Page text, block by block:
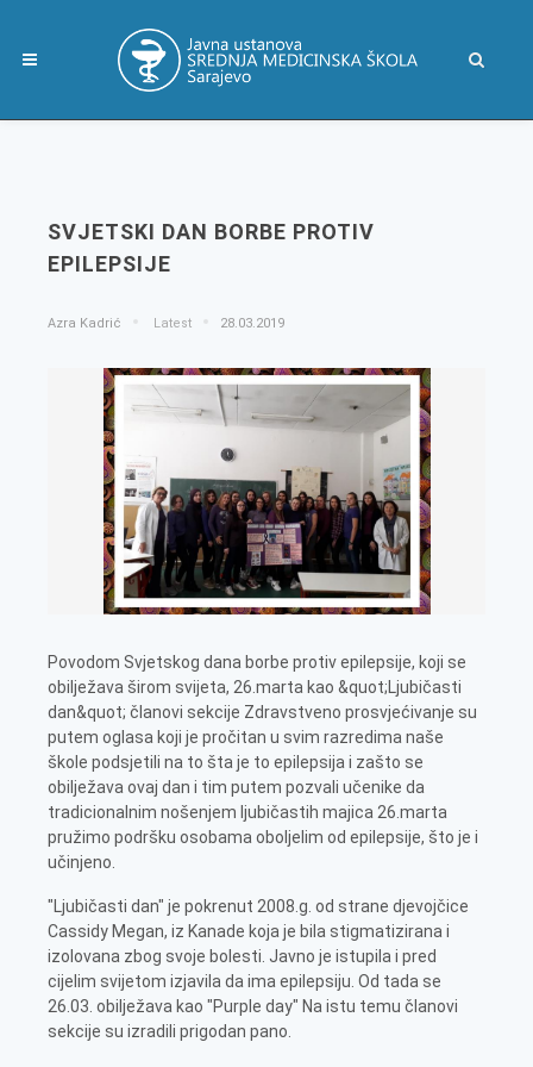
SVJETSKI DAN BORBE PROTIV
EPILEPSIJE
Azra Kadrić Latest 28.03.2019
Povodom Svjetskog dana borbe protiv epilepsije, koji se
obilježava širom svijeta, 26.marta kao &quot;Ljubičasti
dan&quot; članovi sekcije Zdravstveno prosvjećivanje su
putem oglasa koji je pročitan u svim razredima naše
škole podsjetili na to šta je to epilepsija i zašto se
obilježava ovaj dan i tim putem pozvali učenike da
tradicionalnim nošenjem ljubičastih majica 26.marta
pružimo podršku osobama oboljelim od epilepsije, što je i
učinjeno.
"Ljubičasti dan" je pokrenut 2008.g. od strane djevojčice
Cassidy Megan, iz Kanade koja je bila stigmatizirana i
izolovana zbog svoje bolesti. Javno je istupila i pred
cijelim svijetom izjavila da ima epilepsiju. Od tada se
26.03. obilježava kao "Purple day" Na istu temu članovi
sekcije su izradili prigodan pano.